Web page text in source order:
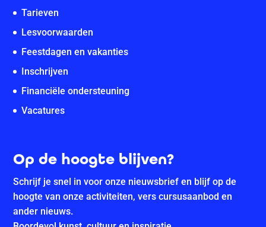
Tarieven
Lesvoorwaarden
Feestdagen en vakanties
Inschrijven
Financiële ondersteuning
Vacatures
Op de hoogte blijven?
Schrijf je snel in voor onze nieuwsbrief en blijf op de
hoogte van onze activiteiten, vers cursusaanbod en
ander nieuws.